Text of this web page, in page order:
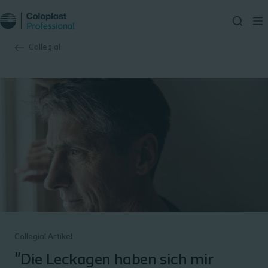
Collegial
Collegial Artikel
"Die Leckagen haben sich mir